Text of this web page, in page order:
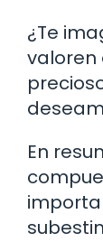
¿Te
valoren
En